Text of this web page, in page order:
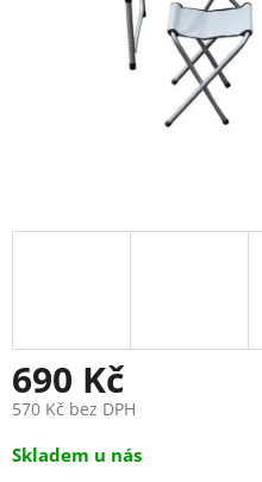
690 Kč
570 Kč bez DPH
Měrná
cena:
Skladem u nás